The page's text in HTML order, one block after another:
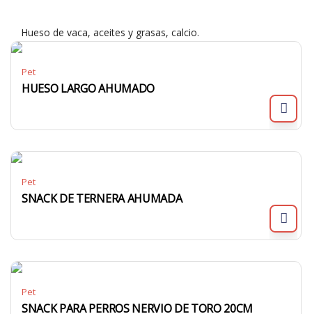
Hueso de vaca, aceites y grasas, calcio.
Pet
HUESO LARGO AHUMADO
Pet
SNACK DE TERNERA AHUMADA
Pet
SNACK PARA PERROS NERVIO DE TORO 20CM